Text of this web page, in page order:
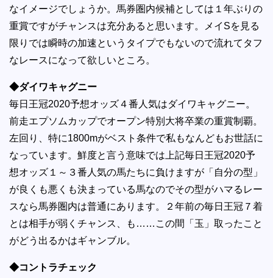
なイメージでしょうか。馬券圏内候補としては１年ぶりの
重賞ですがチャンスは充分あると思います。メイSを見る
限りでは瞬時の加速というタイプでもないので流れてタフ
なレースになって欲しいところ。
◆ダイワキャグニー
毎日王冠2020予想オッズ４番人気はダイワキャグニー。
前走エプソムカップでオープン特別大将卒業の重賞制覇。
左回り、特に1800mがベスト条件で私もなんどもお世話に
なっています。鮮度と言う意味では上記毎日王冠2020予
想オッズ１～３番人気の馬たちに負けますが「自分の型」
が良くも悪くも決まっている馬なのでその型がハマるレー
スなら馬券圏内は普通にあります。２年前の毎日王冠７着
とは相手が弱くチャンス、も……この間「玉」取ったこと
がどう出るかはギャンブル。
◆コントラチェック